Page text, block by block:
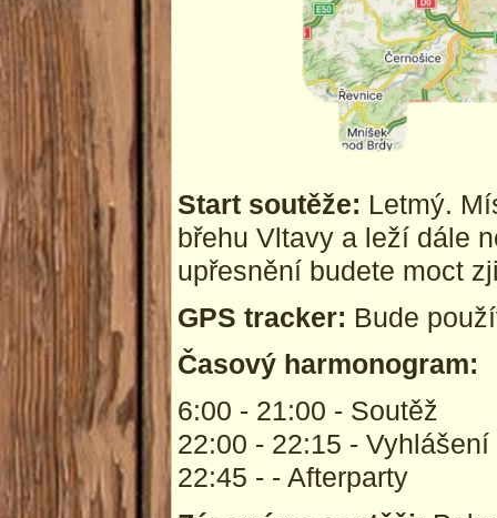
Start soutěže: Letmý.
břehu Vltavy a leží dále
upřesnění budete moct
GPS tracker: Bude
Časový harmonogram:
6:00 - 21:00 - Soutěž
22:00 - 22:15 -
22:45 - - Afterparty